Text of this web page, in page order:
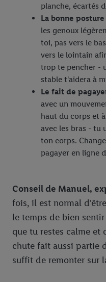
planche, écartés
La bonne posture
les genoux
toi, pas vers le
vers le lointain
trop te pencher -
stable t'aidera à
Le fait de
avec un
haut du corps et
avec les bras - tu
ton corps.
pagayer en ligne
Conseil de Manuel,
fois, il est normal
le temps de bien
que tu restes calme et
chute fait aussi partie
suffit de remonter sur